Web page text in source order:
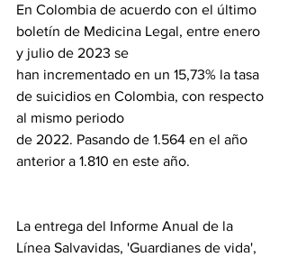
En Colombia de acuerdo con el último
boletín de Medicina Legal, entre enero
y julio de 2023 se
han incrementado en un 15,73% la tasa
de suicidios en Colombia, con respecto
al mismo periodo
de 2022. Pasando de 1.564 en el año
anterior a 1.810 en este año.
La entrega del Informe Anual de la
Línea Salvavidas, 'Guardianes de vida',